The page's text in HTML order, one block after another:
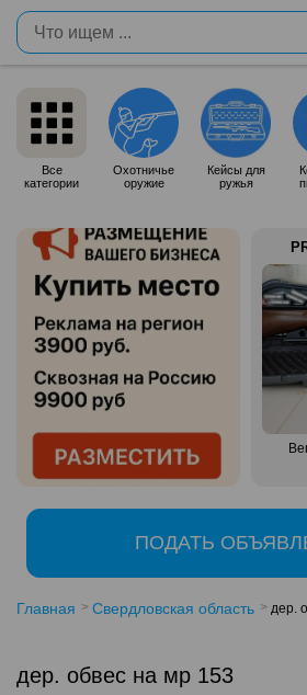
Все
категории
Охотничье
оружие
Кейсы для
ружья
Продам итальянское ружье
Silma M70
80 000 руб.
ПОДАТЬ
Главная Свердловская область дер.
дер. обвес на мр 153